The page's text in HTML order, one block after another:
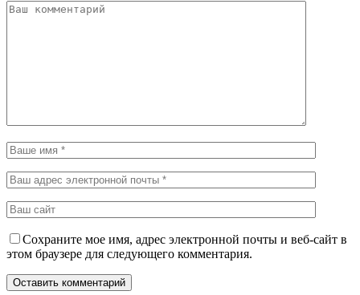
Сохраните мое имя, адрес электронной почты и веб-сайт в
этом браузере для следующего комментария.